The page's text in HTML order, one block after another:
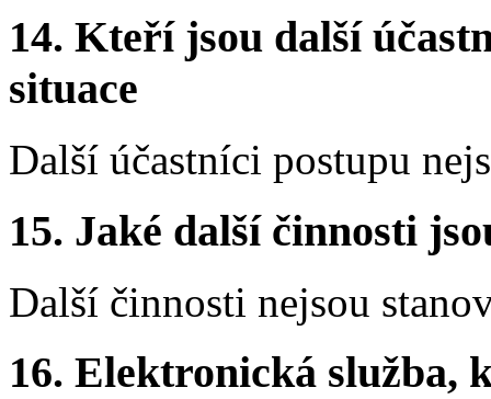
14. Kteří jsou další
situace
Další účastníci postupu
15. Jaké další činnosti
Další činnosti nejsou
16. Elektronická služba,